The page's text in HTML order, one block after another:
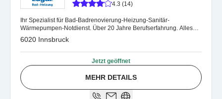
4.3 (14)
Ihr Spezialist für Bad-Badrenovierung-Heizung-Sanitär-
Wärmepumpen-Notdienst. Über 20 Jahre Berufserfahrung. Alles
aus einer Hand.
6020 Innsbruck
Jetzt geöffnet
MEHR DETAILS